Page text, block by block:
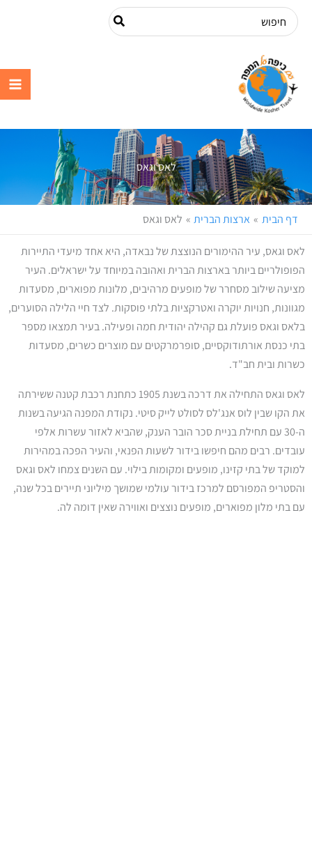
דילוג
לתוכן
Search
for:
לאס וגאס
דף הבית ארצות הברית לאס וגאס
לאס וגאס, עיר ההימורים הנוצצת של נבאדה, היא אחד מיעדי התיירות
הפופולריים ביותר בארצות הברית ואהובה במיוחד על ישראלים. העיר
מציעה שילוב מסחרר של מופעים מרהיבים, מלונות מפוארים, מסעדות
מגוונות, חנויות יוקרה ואטרקציות בלתי פוסקות. לצד חיי הלילה הסוערים,
בלאס וגאס פועלת גם קהילה יהודית חמה ופעילה. בעיר תמצאו מספר
בתי כנסת אורתודוקסיים, סופרמרקטים עם מוצרים כשרים, מסעדות
כשרות ובית חב"ד.
לאס וגאס התחילה את דרכה בשנת 1905 כתחנת רכבת קטנה ששירתה
את הקו שבין לוס אנג'לס לסולט לייק סיטי. נקודת המפנה הגיעה בשנות
ה-30 עם תחילת בניית סכר הובר הענק, שהביא לאזור עשרות אלפי
עובדים. רבים מהם חיפשו בידור לשעות הפנאי, והעיר הפכה במהירות
למוקד של בתי קזינו, מופעים ומקומות בילוי. עם השנים צמחו לאס וגאס
והסטריפ המפורסם למרכז בידור עולמי שמושך מיליוני תיירים בכל שנה,
עם בתי מלון מפוארים, מופעים נוצצים ואווירה שאין דומה לה.